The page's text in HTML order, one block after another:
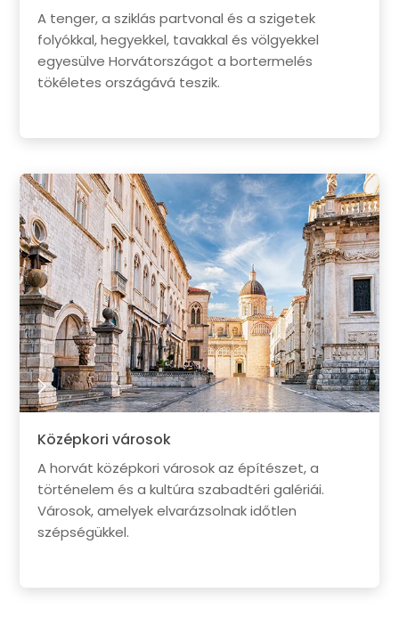
A tenger, a sziklás partvonal és a szigetek
folyókkal, hegyekkel, tavakkal és völgyekkel
egyesülve Horvátországot a bortermelés
tökéletes országává teszik.
Középkori városok
A horvát középkori városok az építészet, a
történelem és a kultúra szabadtéri galériái.
Városok, amelyek elvarázsolnak időtlen
szépségükkel.